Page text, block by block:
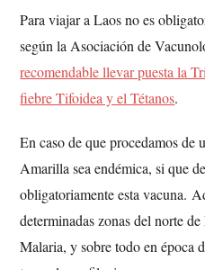
Para viajar a Laos no es
según la Asociación de
recomendable llevar puesta la
fiebre Tifoidea y el Tétanos.
En caso de que procedamos de
Amarilla sea endémica, si que
obligatoriamente esta vacuna.
determinadas zonas del norte
Malaria, y sobre todo en época